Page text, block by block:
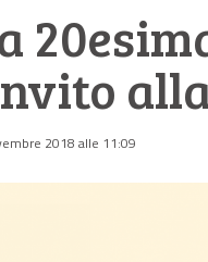
2018 alle 11:09